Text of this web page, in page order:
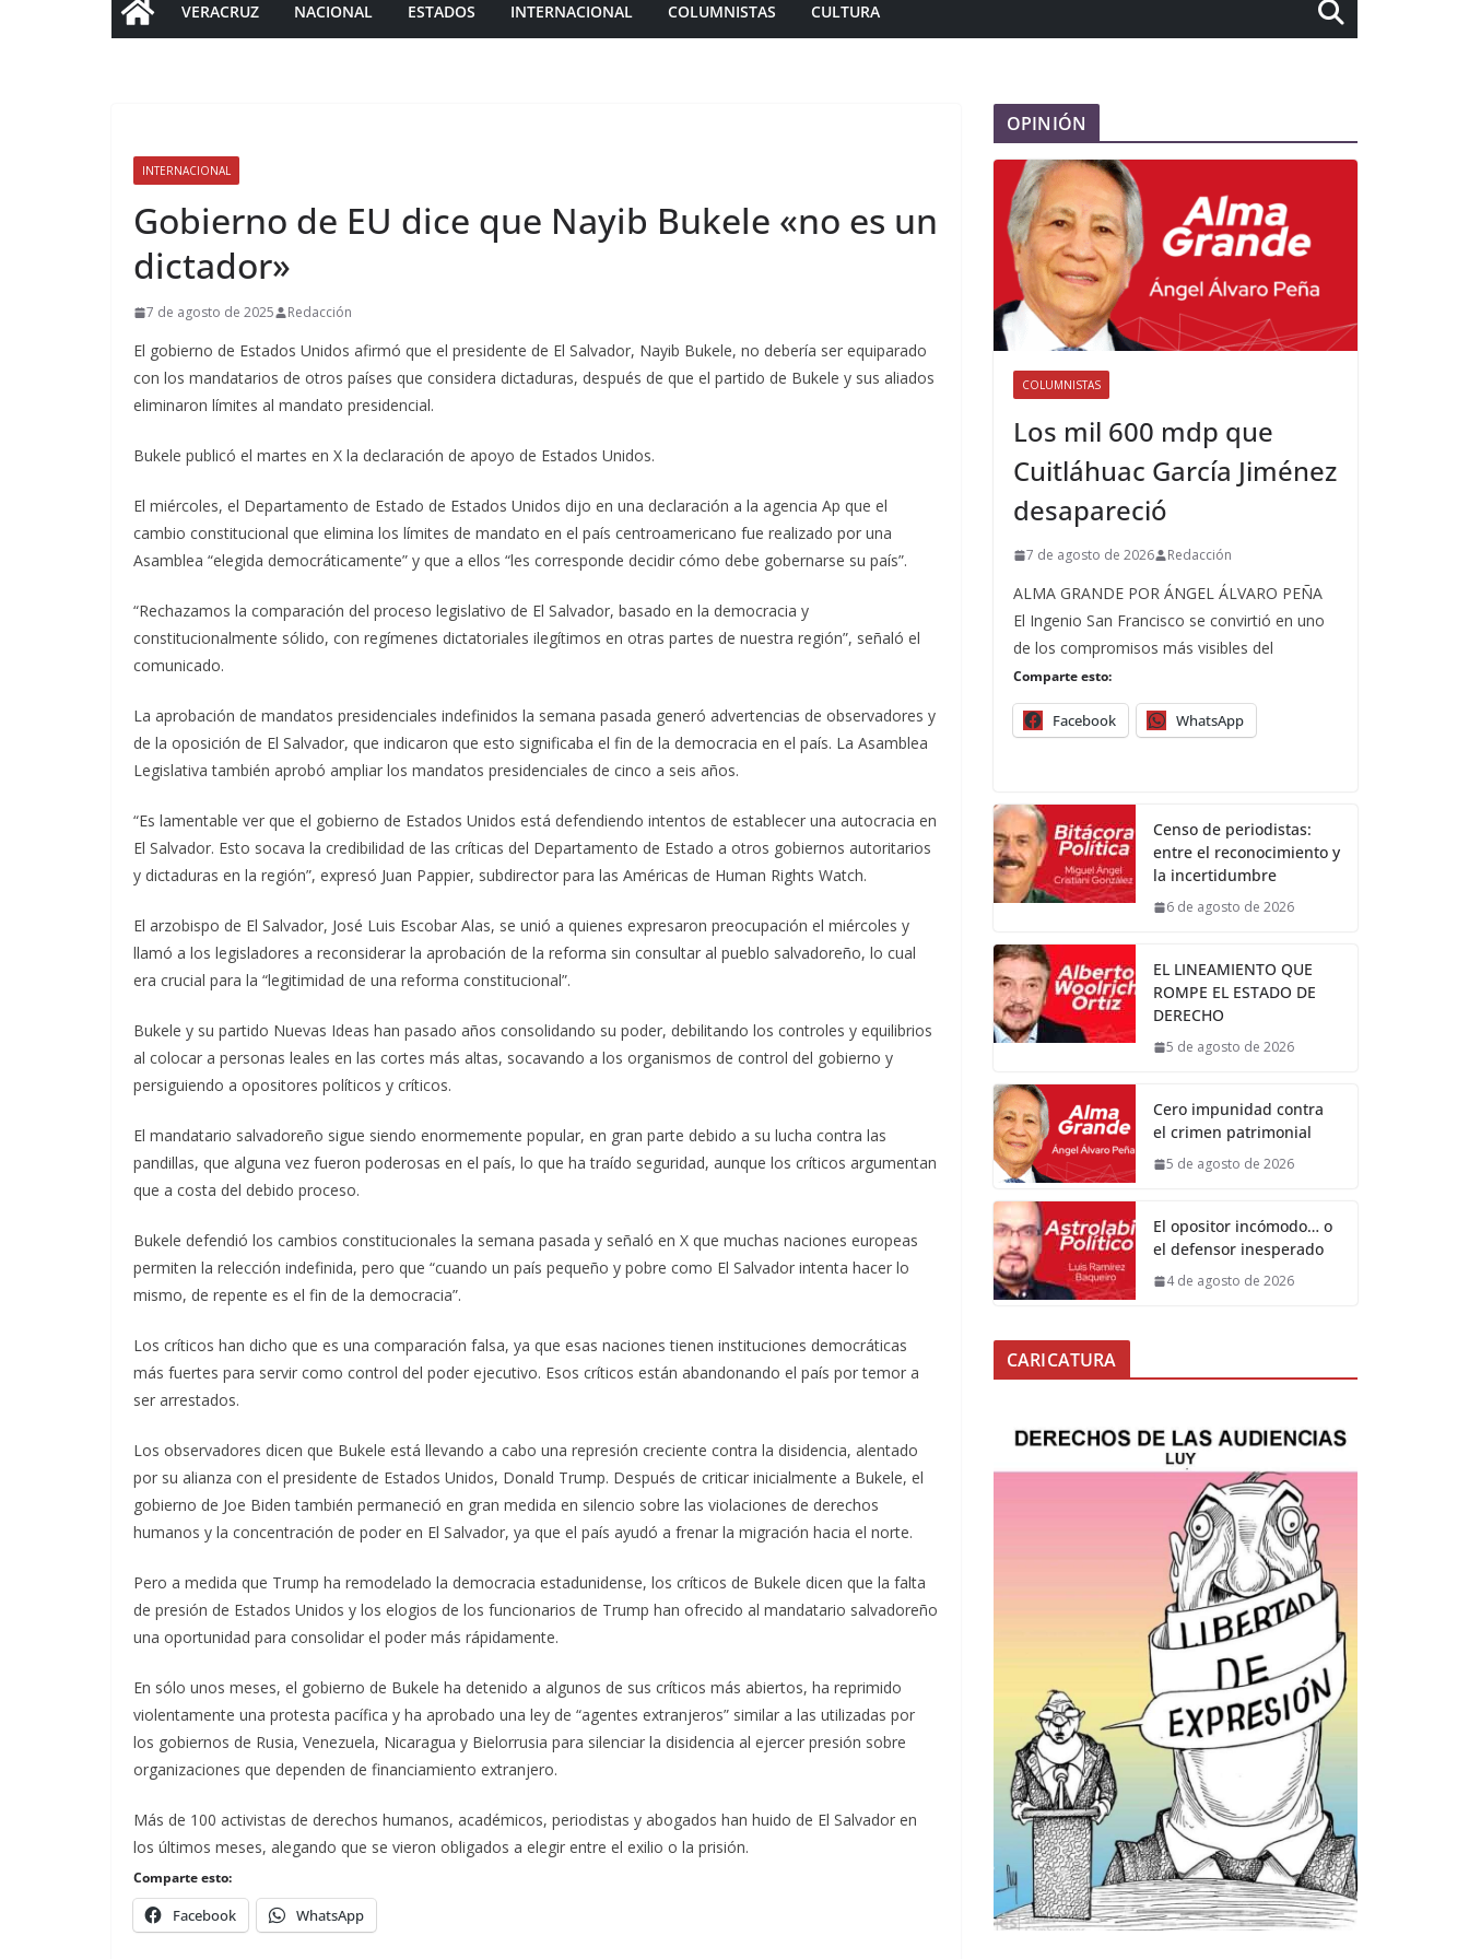
VERACRUZ NACIONAL ESTADOS INTERNACIONAL COLUMNISTAS CULTURA
INTERNACIONAL
Gobierno de EU dice que Nayib Bukele «no es un
dictador»
7 de agosto de 2025 Redacción
El gobierno de Estados Unidos afirmó que el presidente de El Salvador, Nayib Bukele, no debería ser equiparado
con los mandatarios de otros países que considera dictaduras, después de que el partido de Bukele y sus aliados
eliminaron límites al mandato presidencial.
Bukele publicó el martes en X la declaración de apoyo de Estados Unidos.
El miércoles, el Departamento de Estado de Estados Unidos dijo en una declaración a la agencia Ap que el
cambio constitucional que elimina los límites de mandato en el país centroamericano fue realizado por una
Asamblea “elegida democráticamente” y que a ellos “les corresponde decidir cómo debe gobernarse su país”.
“Rechazamos la comparación del proceso legislativo de El Salvador, basado en la democracia y
constitucionalmente sólido, con regímenes dictatoriales ilegítimos en otras partes de nuestra región”, señaló el
comunicado.
La aprobación de mandatos presidenciales indefinidos la semana pasada generó advertencias de observadores y
de la oposición de El Salvador, que indicaron que esto significaba el fin de la democracia en el país. La Asamblea
Legislativa también aprobó ampliar los mandatos presidenciales de cinco a seis años.
“Es lamentable ver que el gobierno de Estados Unidos está defendiendo intentos de establecer una autocracia en
El Salvador. Esto socava la credibilidad de las críticas del Departamento de Estado a otros gobiernos autoritarios
y dictaduras en la región”, expresó Juan Pappier, subdirector para las Américas de Human Rights Watch.
El arzobispo de El Salvador, José Luis Escobar Alas, se unió a quienes expresaron preocupación el miércoles y
llamó a los legisladores a reconsiderar la aprobación de la reforma sin consultar al pueblo salvadoreño, lo cual
era crucial para la “legitimidad de una reforma constitucional”.
Bukele y su partido Nuevas Ideas han pasado años consolidando su poder, debilitando los controles y equilibrios
al colocar a personas leales en las cortes más altas, socavando a los organismos de control del gobierno y
persiguiendo a opositores políticos y críticos.
El mandatario salvadoreño sigue siendo enormemente popular, en gran parte debido a su lucha contra las
pandillas, que alguna vez fueron poderosas en el país, lo que ha traído seguridad, aunque los críticos argumentan
que a costa del debido proceso.
Bukele defendió los cambios constitucionales la semana pasada y señaló en X que muchas naciones europeas
permiten la relección indefinida, pero que “cuando un país pequeño y pobre como El Salvador intenta hacer lo
mismo, de repente es el fin de la democracia”.
Los críticos han dicho que es una comparación falsa, ya que esas naciones tienen instituciones democráticas
más fuertes para servir como control del poder ejecutivo. Esos críticos están abandonando el país por temor a
ser arrestados.
Los observadores dicen que Bukele está llevando a cabo una represión creciente contra la disidencia, alentado
por su alianza con el presidente de Estados Unidos, Donald Trump. Después de criticar inicialmente a Bukele, el
gobierno de Joe Biden también permaneció en gran medida en silencio sobre las violaciones de derechos
humanos y la concentración de poder en El Salvador, ya que el país ayudó a frenar la migración hacia el norte.
Pero a medida que Trump ha remodelado la democracia estadunidense, los críticos de Bukele dicen que la falta
de presión de Estados Unidos y los elogios de los funcionarios de Trump han ofrecido al mandatario salvadoreño
una oportunidad para consolidar el poder más rápidamente.
En sólo unos meses, el gobierno de Bukele ha detenido a algunos de sus críticos más abiertos, ha reprimido
violentamente una protesta pacífica y ha aprobado una ley de “agentes extranjeros” similar a las utilizadas por
los gobiernos de Rusia, Venezuela, Nicaragua y Bielorrusia para silenciar la disidencia al ejercer presión sobre
organizaciones que dependen de financiamiento extranjero.
Más de 100 activistas de derechos humanos, académicos, periodistas y abogados han huido de El Salvador en
los últimos meses, alegando que se vieron obligados a elegir entre el exilio o la prisión.
Comparte esto:
Facebook WhatsApp
OPINIÓN
COLUMNISTAS
Los mil 600 mdp que
Cuitláhuac García Jiménez
desapareció
7 de agosto de 2026 Redacción
ALMA GRANDE POR ÁNGEL ÁLVARO PEÑA
El Ingenio San Francisco se convirtió en uno
de los compromisos más visibles del
Comparte esto:
Facebook WhatsApp
Censo de periodistas:
entre el reconocimiento y
la incertidumbre
6 de agosto de 2026
EL LINEAMIENTO QUE
ROMPE EL ESTADO DE
DERECHO
5 de agosto de 2026
Cero impunidad contra
el crimen patrimonial
5 de agosto de 2026
El opositor incómodo… o
el defensor inesperado
4 de agosto de 2026
CARICATURA